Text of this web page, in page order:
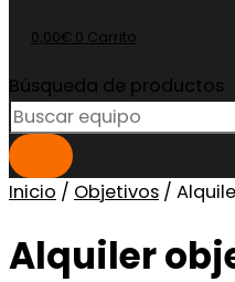
0,00€ 0 Carrito
Búsqueda de productos
Inicio / Objetivos /
Alquiler